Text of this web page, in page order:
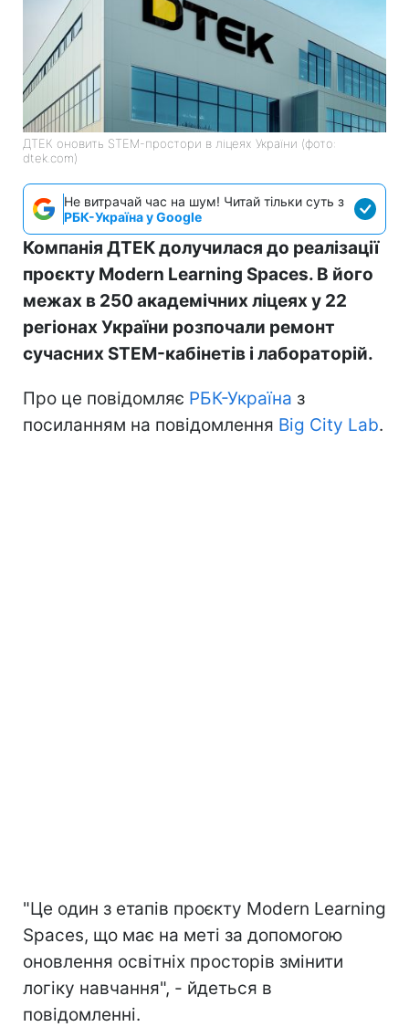
ДТЕК оновить STEM-простори в ліцеях України (фото:
dtek.com)
Не витрачай час на шум! Читай тільки суть з
РБК-Україна у Google
Компанія ДТЕК долучилася до реалізації
проєкту Modern Learning Spaces. В його
межах в 250 академічних ліцеях у 22
регіонах України розпочали ремонт
сучасних STEM-кабінетів і лабораторій.
Про це повідомляє РБК-Україна з
посиланням на повідомлення Big City Lab.
"Це один з етапів проєкту Modern Learning
Spaces, що має на меті за допомогою
оновлення освітніх просторів змінити
логіку навчання", - йдеться в
повідомленні.